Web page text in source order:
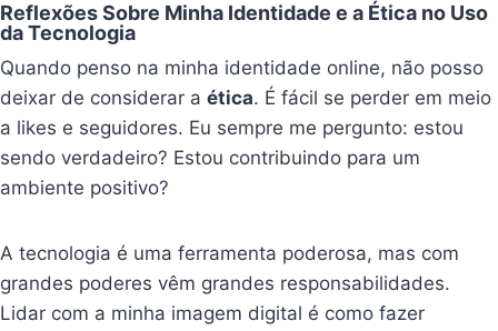
Reflexões Sobre Minha Identidade e a Ética no Uso
da Tecnologia
Quando penso na minha identidade online, não posso
deixar de considerar aética. É fácil se perder em meio
a likes e seguidores. Eu sempre me pergunto: estou
sendo verdadeiro? Estou contribuindo para um
ambiente positivo?
A tecnologia é uma ferramenta poderosa, mas com
grandes poderes vêm grandes responsabilidades.
Lidar com a minha imagem digital é como fazer